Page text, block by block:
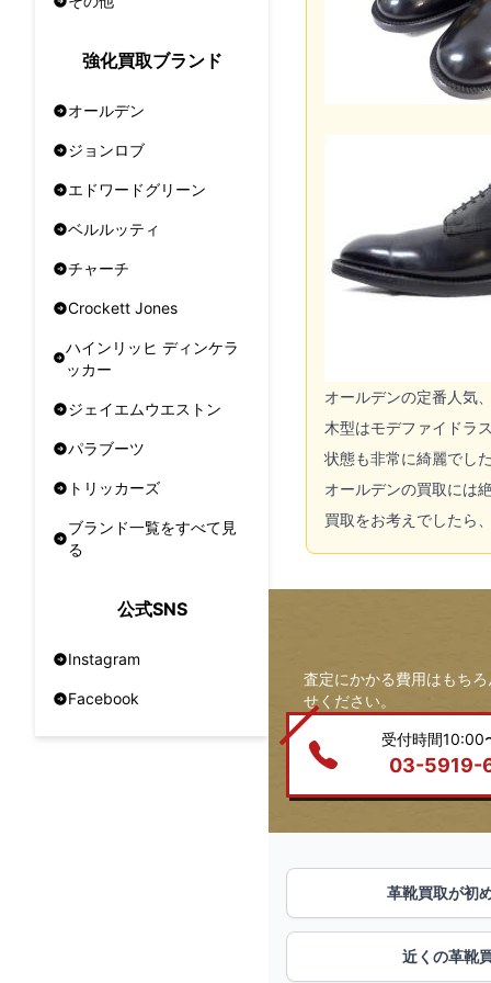
強化買取ブランド
オールデン
ジョンロブ
エドワードグリーン
ベルルッティ
チャーチ
Crockett Jones
ハインリッヒ ディンケラ
ッカー
ジェイエムウエストン
パラブーツ
トリッカーズ
ブランド一覧をすべて見
る
公式SNS
Instagram
Facebook
オールデンの定番人気
木型はモデファイドラ
状態も非常に綺麗でし
オールデンの買取には
買取をお考えでしたら
査定にかかる費用はもち
せください。
受付時間10:00
03-5919-
革靴買取が初
近くの革靴